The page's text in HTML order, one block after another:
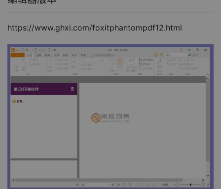
https://www.ghxi.com/foxitphantompdf12.html